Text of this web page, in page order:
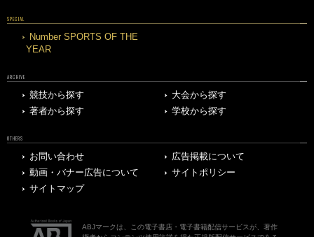
SPECIAL
Number SPORTS OF THE
YEAR
ARCHIVE
競技から探す
大会から探す
著者から探す
学校から探す
OTHERS
お問い合わせ
広告掲載について
動画・バナー広告について
サイトポリシー
サイトマップ
ABJマークは、この電子書店・電子書籍配信サービスが、著作